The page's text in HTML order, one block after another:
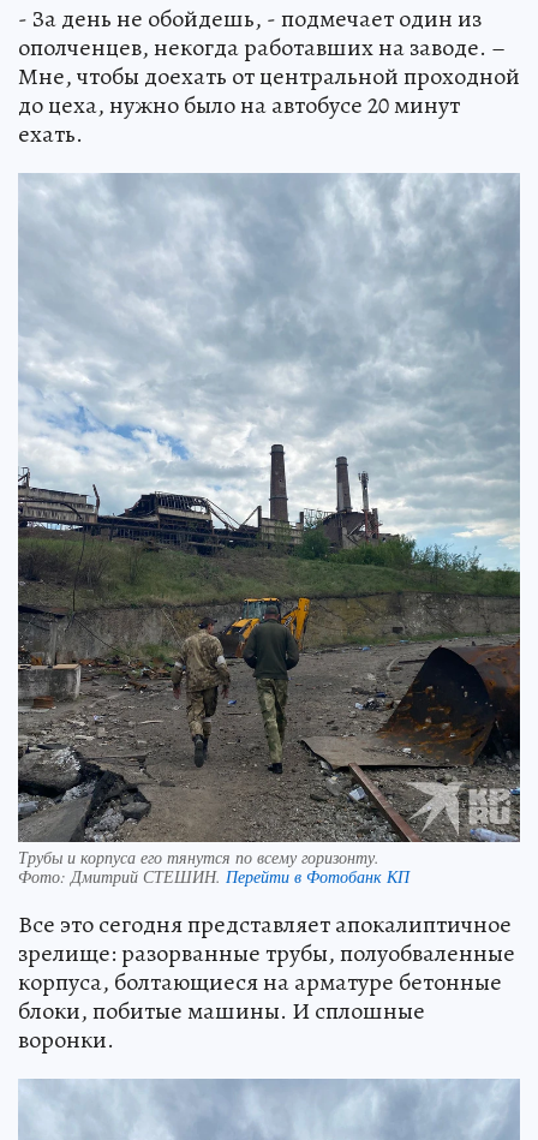
- За день не обойдешь, - подмечает один из
ополченцев, некогда работавших на заводе. –
Мне, чтобы доехать от центральной проходной
до цеха, нужно было на автобусе 20 минут
ехать.
Трубы и корпуса его тянутся по всему горизонту.
Фото:Дмитрий СТЕШИН. Перейти в Фотобанк КП
Все это сегодня представляет апокалиптичное
зрелище: разорванные трубы, полуобваленные
корпуса, болтающиеся на арматуре бетонные
блоки, побитые машины. И сплошные
воронки.